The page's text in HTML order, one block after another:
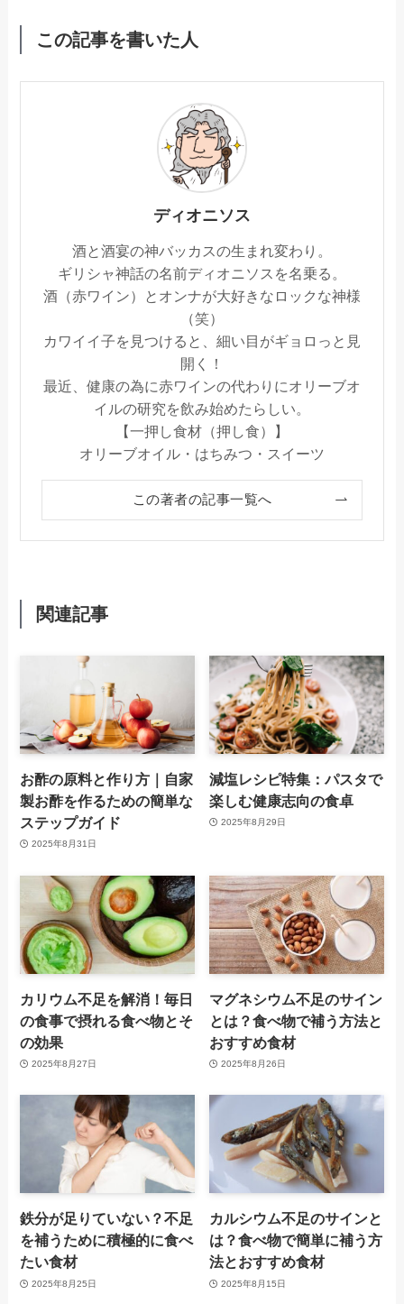
この記事を書いた人
ディオニソス
酒と酒宴の神バッカスの生まれ変わり。
ギリシャ神話の名前ディオニソスを名乗る。
酒（赤ワイン）とオンナが大好きなロックな神様
（笑）
カワイイ子を見つけると、細い目がギョロっと見
開く！
最近、健康の為に赤ワインの代わりにオリーブオ
イルの研究を飲み始めたらしい。
【一押し食材（押し食）】
オリーブオイル・はちみつ・スイーツ
この著者の記事一覧へ
関連記事
お酢の原料と作り方｜自家
製お酢を作るための簡単な
ステップガイド
2025年8月31日
減塩レシピ特集：パスタで
楽しむ健康志向の食卓
2025年8月29日
カリウム不足を解消！毎日
の食事で摂れる食べ物とそ
の効果
2025年8月27日
マグネシウム不足のサイン
とは？食べ物で補う方法と
おすすめ食材
2025年8月26日
鉄分が足りていない？不足
を補うために積極的に食べ
たい食材
2025年8月25日
カルシウム不足のサインと
は？食べ物で簡単に補う方
法とおすすめ食材
2025年8月15日